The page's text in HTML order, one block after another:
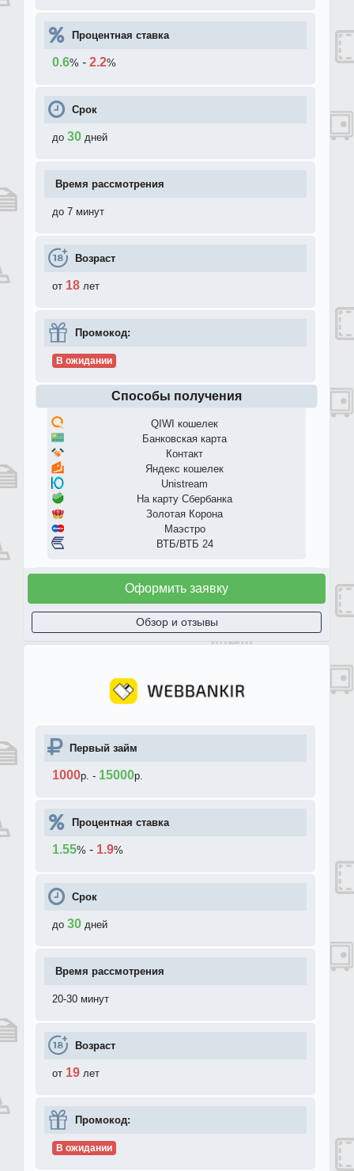
Процентная ставка
0.6% - 2.2%
Срок
до 30 дней
Время рассмотрения
до 7 минут
Возраст
от 18 лет
Промокод:
В ожидании
Способы получения
QIWI кошелек
Банковская карта
Контакт
Яндекс кошелек
Unistream
На карту Сбербанка
Золотая Корона
Маэстро
ВТБ/ВТБ 24
Оформить заявку
Обзор и отзывы
Первый займ
1000р. - 15000р.
Процентная ставка
1.55% - 1.9%
Срок
до 30 дней
Время рассмотрения
20-30 минут
Возраст
от 19 лет
Промокод:
В ожидании